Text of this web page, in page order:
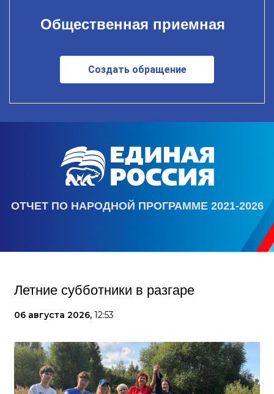
Общественная приемная
Создать обращение
ОТЧЕТ ПО НАРОДНОЙ ПРОГРАММЕ 2021-2026
Летние субботники в разгаре
06 августа 2026, 12:53